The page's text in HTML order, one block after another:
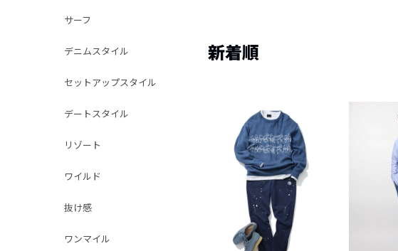
サーフ
デニムスタイル
セットアップスタイル
デートスタイル
リゾート
ワイルド
抜け感
ワンマイル
新着順